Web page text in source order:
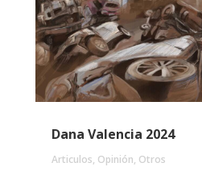
Dana Valencia 2024
Articulos, Opinión, Otros